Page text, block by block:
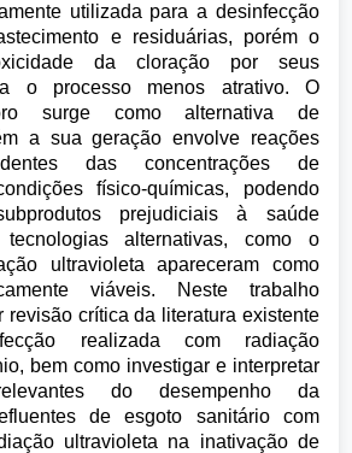
utilizada para a desinfecção
e residuárias, porém o
da cloração por seus
o processo menos atrativo. O
surge como alternativa de
a sua geração envolve reações
das concentrações de
físico-químicas, podendo
prejudiciais à saúde
tecnologias alternativas, como o
ultravioleta apareceram como
viáveis. Neste trabalho
revisão crítica da literatura existente
realizada com radiação
bem como investigar e interpretar
do desempenho da
de esgoto sanitário com
ultravioleta na inativação de